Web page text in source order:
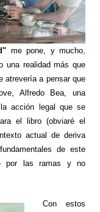
me pone, y mucho,
una realidad más que
atrevería a pensar que
Alfredo Bea, una
acción legal que se
el libro (obviaré el
actual de deriva
de este
por las ramas y no
Con estos